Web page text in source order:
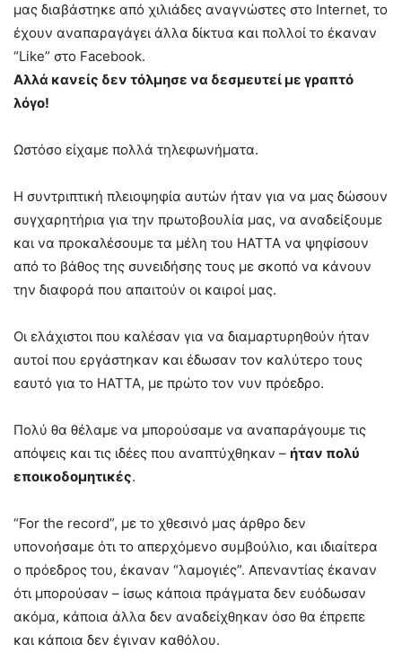
μας διαβάστηκε από χιλιάδες αναγνώστες στο Internet, το
έχουν αναπαραγάγει άλλα δίκτυα και πολλοί το έκαναν
“Like” στο Facebook.
Αλλά κανείς δεν τόλμησε να δεσμευτεί με γραπτό
λόγο!
Ωστόσο είχαμε πολλά τηλεφωνήματα.
Η συντριπτική πλειοψηφία αυτών ήταν για να μας δώσουν
συγχαρητήρια για την πρωτοβουλία μας, να αναδείξουμε
και να προκαλέσουμε τα μέλη του ΗΑΤΤΑ να ψηφίσουν
από το βάθος της συνειδήσης τους με σκοπό να κάνουν
την διαφορά που απαιτούν οι καιροί μας.
Οι ελάχιστοι που καλέσαν για να διαμαρτυρηθούν ήταν
αυτοί που εργάστηκαν και έδωσαν τον καλύτερο τους
εαυτό για το ΗΑΤΤΑ, με πρώτο τον νυν πρόεδρο.
Πολύ θα θέλαμε να μπορούσαμε να αναπαράγουμε τις
απόψεις και τις ιδέες που αναπτύχθηκαν – ήταν πολύ
εποικοδομητικές.
“For the record”, με το χθεσινό μας άρθρο δεν
υπονοήσαμε ότι το απερχόμενο συμβούλιο, και ιδιαίτερα
ο πρόεδρος του, έκαναν “λαμογιές”. Απεναντίας έκαναν
ότι μπορούσαν – ίσως κάποια πράγματα δεν ευόδωσαν
ακόμα, κάποια άλλα δεν αναδείχθηκαν όσο θα έπρεπε
και κάποια δεν έγιναν καθόλου.